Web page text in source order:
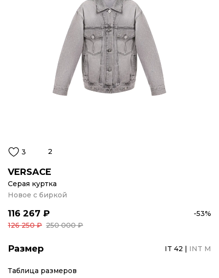
3 2
VERSACE
Серая куртка
Новое с биркой
116 267 ₽
-53%
126 250 ₽ 250 000 ₽
Размер IT 42 | INT M
Таблица размеров